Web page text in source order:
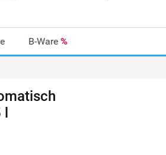
B-Ware %